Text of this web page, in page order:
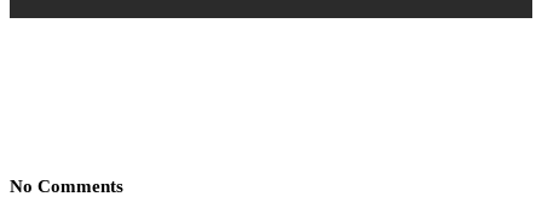
No Comments